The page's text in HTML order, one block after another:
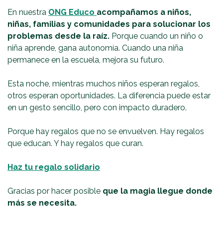
En nuestra ONG Educo acompañamos a niños,
niñas, familias y comunidades para solucionar los
problemas desde la raíz. Porque cuando un niño o
niña aprende, gana autonomía. Cuando una niña
permanece en la escuela, mejora su futuro.
Esta noche, mientras muchos niños esperan regalos,
otros esperan oportunidades. La diferencia puede estar
en un gesto sencillo, pero con impacto duradero.
Porque hay regalos que no se envuelven. Hay regalos
que educan. Y hay regalos que curan.
Haz tu regalo solidario
Gracias por hacer posible que la magia llegue donde
más se necesita.